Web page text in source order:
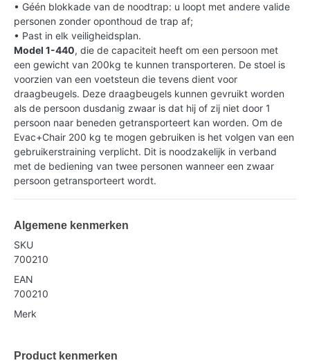
• Géén blokkade van de noodtrap: u loopt met andere valide
personen zonder oponthoud de trap af;
• Past in elk veiligheidsplan.
Model 1-440, die de capaciteit heeft om een persoon met
een gewicht van 200kg te kunnen transporteren. De stoel is
voorzien van een voetsteun die tevens dient voor
draagbeugels. Deze draagbeugels kunnen gevruikt worden
als de persoon dusdanig zwaar is dat hij of zij niet door 1
persoon naar beneden getransporteert kan worden. Om de
Evac+Chair 200 kg te mogen gebruiken is het volgen van een
gebruikerstraining verplicht. Dit is noodzakelijk in verband
met de bediening van twee personen wanneer een zwaar
persoon getransporteert wordt.
Algemene kenmerken
SKU
700210
EAN
700210
Merk
Product kenmerken